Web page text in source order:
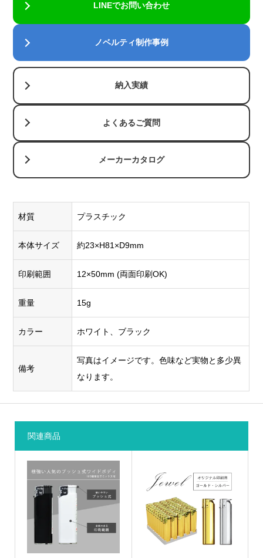
LINEでお問い合わせ
ノベルティ制作事例
納入実績
よくあるご質問
メーカーカタログ
材質 プラスチック
本体サイズ 約23×H81×D9mm
印刷範囲 12×50mm (両面印刷OK)
重量 15g
カラー ホワイト、ブラック
備考
写真はイメージです。色味など実物と多少異
なります。
関連商品